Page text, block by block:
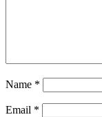
Name *
Email *